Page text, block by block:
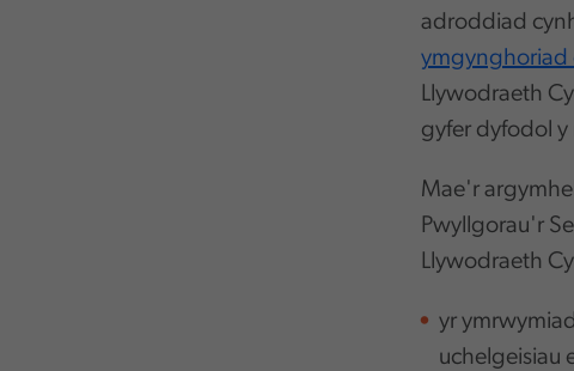
adroddiad
ymgynghoriad
Llywodraeth
gyfer dyfodol
Mae'r
Pwyllgorau'r
Llywodraeth
yr
uchelgeisiau